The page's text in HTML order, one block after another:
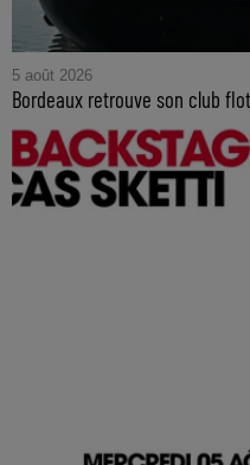
5 août 2026
Bordeaux retrouve son club